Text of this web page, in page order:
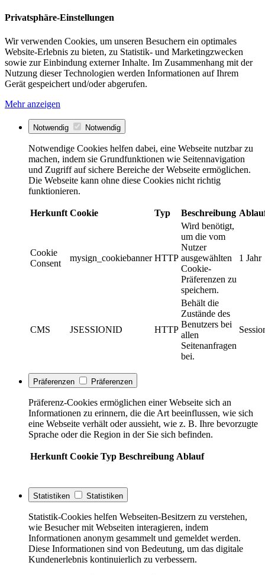
Privatsphäre-Einstellungen
Wir verwenden Cookies, um unseren Besuchern ein optimales
Website-Erlebnis zu bieten, zu Statistik- und Marketingzwecken
sowie zur Einbindung externer Inhalte. Im Zusammenhang mit der
Nutzung dieser Technologien werden Informationen auf Ihrem
Gerät gespeichert und/oder abgerufen.
Mehr anzeigen
Notwendig Notwendig
Notwendige Cookies helfen dabei, eine Webseite nutzbar zu
machen, indem sie Grundfunktionen wie Seitennavigation
und Zugriff auf sichere Bereiche der Webseite ermöglichen.
Die Webseite kann ohne diese Cookies nicht richtig
funktionieren.
Herkunft Cookie Typ Beschreibung
Cookie
Consent
mysign_cookiebanner HTTP
Wird benötigt,
um die vom
Nutzer
ausgewählten
Cookie-
Präferenzen zu
speichern.
1 Jahr
CMS JSESSIONID HTTP
Behält die
Zustände des
Benutzers bei
allen
Seitenanfragen
bei.
Präferenzen Präferenzen
Präferenz-Cookies ermöglichen einer Webseite sich an
Informationen zu erinnern, die die Art beeinflussen, wie sich
eine Webseite verhält oder aussieht, wie z. B. Ihre bevorzugte
Sprache oder die Region in der Sie sich befinden.
Herkunft Cookie Typ Beschreibung Ablauf
Statistiken Statistiken
Statistik-Cookies helfen Webseiten-Besitzern zu verstehen,
wie Besucher mit Webseiten interagieren, indem
Informationen anonym gesammelt und gemeldet werden.
Diese Informationen sind von Bedeutung, um das digitale
Kundenerlebnis kontinuierlich zu verbessern.